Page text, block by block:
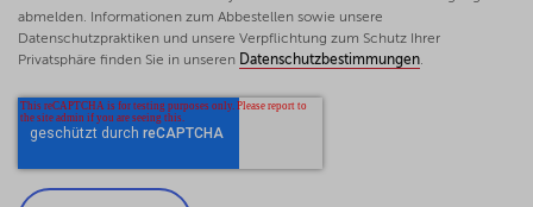
abmelden. Informationen zum Abbestellen sowie unsere
Datenschutzpraktiken und unsere Verpflichtung zum Schutz Ihrer
Privatsphäre finden Sie in unseren Datenschutzbestimmungen.